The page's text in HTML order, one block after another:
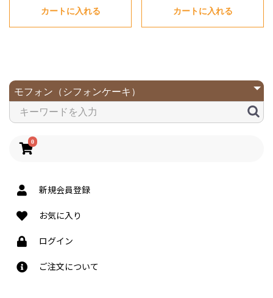
カートに入れる カートに入れる
0
新規会員登録
お気に入り
ログイン
ご注文について